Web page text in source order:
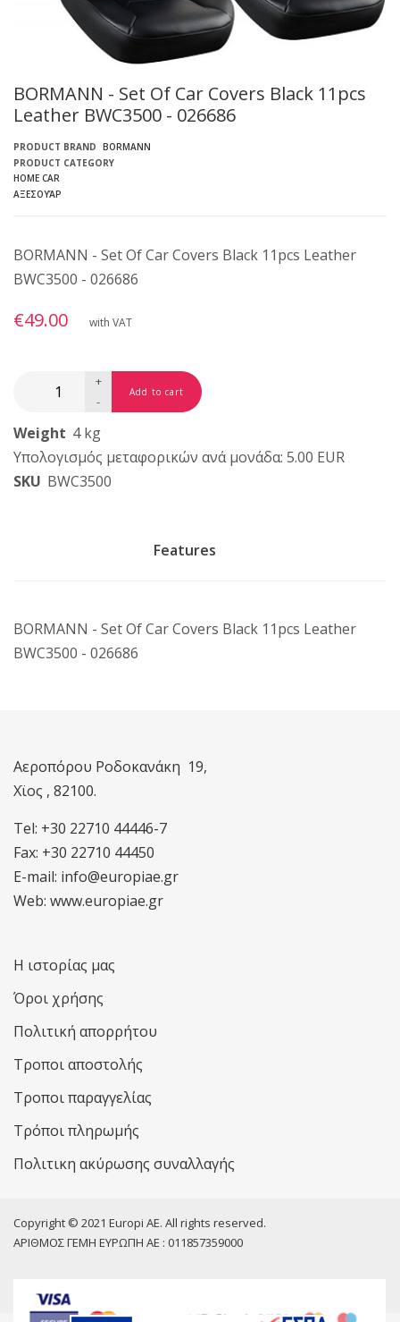
BORMANN - Set Of Car Covers Black 11pcs
Leather BWC3500 - 026686
PRODUCT BRAND BORMANN
PRODUCT CATEGORY
HOME CAR
ΑΞΕΣΟΥΆΡ
BORMANN - Set Of Car Covers Black 11pcs Leather
BWC3500 - 026686
€49.00 with VAT
-
+
Weight 4 kg
Υπολογισμός μεταφορικών ανά μονάδα: 5.00 EUR
SKU BWC3500
Features
BORMANN - Set Of Car Covers Black 11pcs Leather
BWC3500 - 026686
Αεροπόρου Ροδοκανάκη 19,
Χϊος , 82100.
Tel: +30 22710 44446-7
Fax: +30 22710 44450
E-mail: info@europiae.gr
Web: www.europiae.gr
Η ιστορίας μας
Όροι χρήσης
Πολιτική απορρήτου
Τροποι αποστολής
Τροποι παραγγελίας
Τρόποι πληρωμής
Πολιτικη ακύρωσης συναλλαγής
Copyright © 2021 Europi AE. All rights reserved.
ΑΡΙΘΜΟΣ ΓΕΜΗ ΕΥΡΩΠΗ ΑΕ : 011857359000